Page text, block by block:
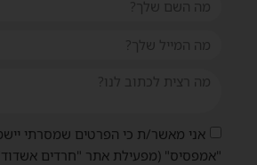
אני מאשר/ת כי הפרטים שמסרתי
"אמפסיס" (מפעילת אתר "חרדים